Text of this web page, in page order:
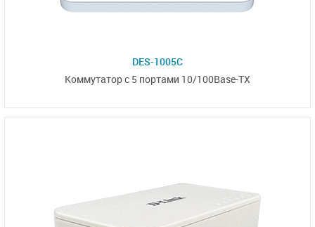
DES-1005C
Коммутатор с 5 портами 10/100Base-TX